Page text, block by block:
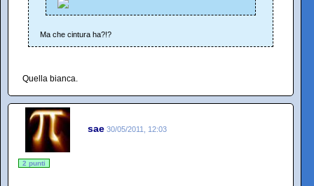
Ma che cintura ha?!?
Quella bianca.
sae 30/05/2011, 12:03
2 punti